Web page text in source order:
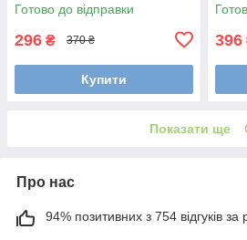
Готово до відправки
296 ₴ 370 ₴
Купити
396
Показати ще
Про нас
94% позитивних з 754 відгуків за